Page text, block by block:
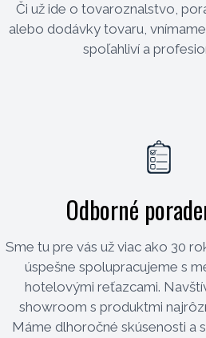
Či už ide o tovaroznalstvo,
alebo dodávky tovaru,
spoľahliví a
Odborné
Sme tu pre vás už viac ako 30
úspešne spolupracujeme s
hotelovými reťazcami.
showroom s produktmi
Máme dlhoročné skúsenosti a